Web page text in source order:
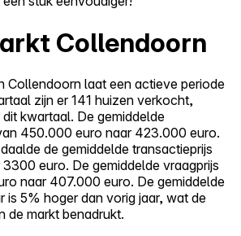
Collendoorn
Collendoorn laat een actieve periode
zijn er 141 huizen verkocht,
kwartaal. De gemiddelde
450.000 euro naar 423.000 euro.
de gemiddelde transactieprijs
euro. De gemiddelde vraagprijs
naar 407.000 euro. De gemiddelde
is 5% hoger dan vorig jaar, wat de
de markt benadrukt.